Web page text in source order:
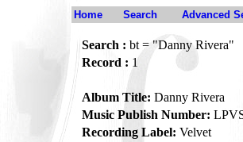
Home Search Advanced
Search : bt = "Danny Rivera"
Record : 1
Album Title: Danny Rivera
Music Publish Number:
Recording Label: Velvet